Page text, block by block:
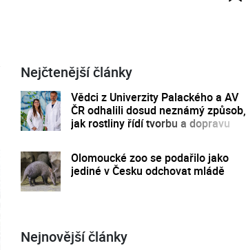
Nejčtenější články
Vědci z Univerzity Palackého a AV
ČR odhalili dosud neznámý způsob,
jak rostliny řídí tvorbu a dopravu
Olomoucké zoo se podařilo jako
jediné v Česku odchovat mládě
Nejnovější články